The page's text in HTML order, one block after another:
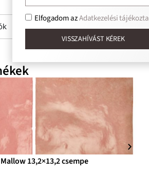
13,2×13,2 csempe
Elfogadom azAdatkezelési
VISSZAHÍVÁST KÉREK